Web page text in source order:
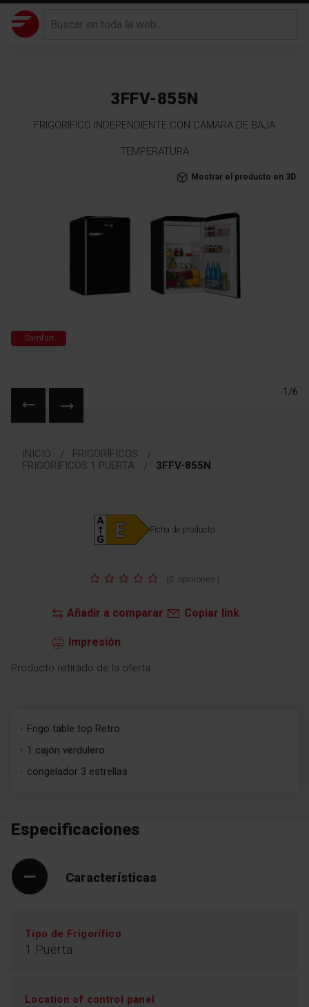
3FFV-855N
FRIGORÍFICO INDEPENDIENTE CON CÁMARA DE BAJA
TEMPERATURA
Mostrar el producto en 3D
1/6
Comfort
comienzo
INICIO
FRIGORÍFICOS
FRIGORÍFICOS 1 PUERTA
3FFV-855N
Añadir a comparar Copiar link
Impresión
Producto retirado de la oferta
Valoración: (0 opiniones )
Ficha de producto
Frigo table top Retro
1 cajón verdulero
congelador 3 estrellas
Especificaciones
Características
Tipo de Frigorifico
1 Puerta
Location of control panel